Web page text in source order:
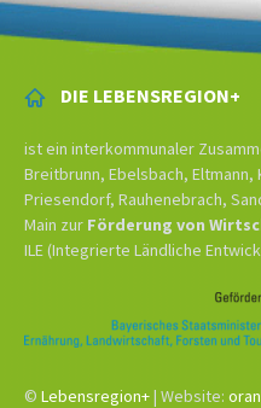
DIE LEBENSREGION+
ist ein interkommunaler
Breitbrunn, Ebelsbach,
Priesendorf, Rauhenebrach,
Main zur Förderung von
ILE (Integrierte Ländliche
© Lebensregion+| Website: